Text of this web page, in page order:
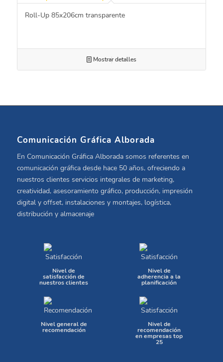
Roll-Up 85x206cm transparente
Mostrar detalles
Comunicación Gráfica Alborada
En Comunicación Gráfica Alborada somos referentes en
comunicación gráfica desde hace 50 años, ofreciendo a
nuestros clientes servicios integrales de marketing,
creatividad, asesoramiento gráfico, producción, impresión
digital y offset, instalaciones y montajes, logística,
distribución y almacenaje
Nivel de
satisfacción de
nuestros clientes
Nivel de
adherencia a la
planificación
Nivel general de
recomendación
Nivel de
recomendación
en empresas top
25